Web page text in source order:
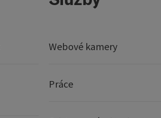
Webové kamery
Práce